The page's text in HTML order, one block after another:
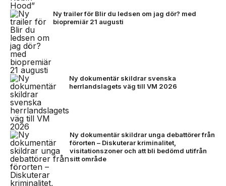
Ny trailer för Blir du ledsen om jag dör? med
biopremiär 21 augusti
Ny dokumentär skildrar svenska
herrlandslagets väg till VM 2026
Ny dokumentär skildrar unga debattörer från
förorten – Diskuterar kriminalitet,
visitationszoner och att bli bedömd utifrån
sitt område